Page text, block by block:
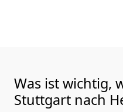
Was ist wichtig,
Stuttgart nach